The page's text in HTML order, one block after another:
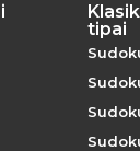
tipai